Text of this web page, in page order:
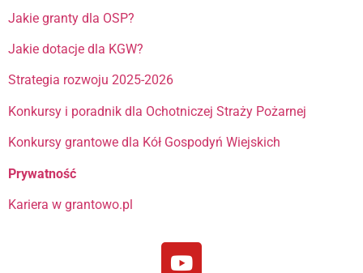
Jakie granty dla OSP?
Jakie dotacje dla KGW?
Strategia rozwoju 2025-2026
Konkursy i poradnik dla Ochotniczej Straży Pożarnej
Konkursy grantowe dla Kół Gospodyń Wiejskich
Prywatność
Kariera w grantowo.pl